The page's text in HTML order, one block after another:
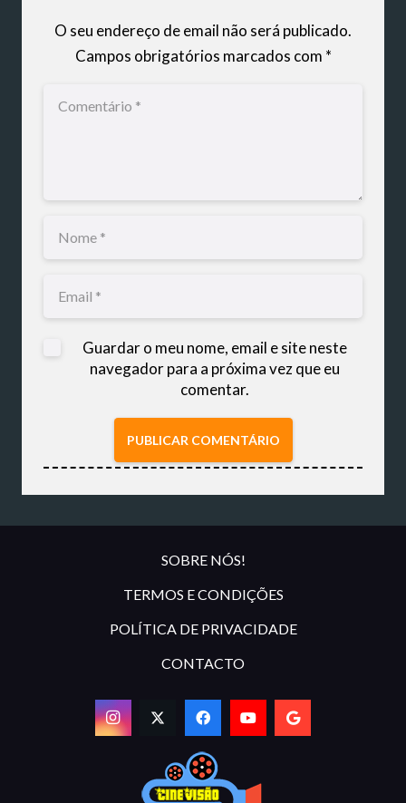
O seu endereço de email não será publicado.
Campos obrigatórios marcados com *
Guardar o meu nome, email e site neste
navegador para a próxima vez que eu
comentar.
PUBLICAR COMENTÁRIO
SOBRE NÓS!
TERMOS E CONDIÇÕES
POLÍTICA DE PRIVACIDADE
CONTACTO